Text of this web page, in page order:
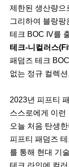
제한된 생산량으
그리하여 블랑팡
테크 BOC IV를
테크-니컬러스
패덤즈 테크
없는 정규 컬렉
2023년 피프티
스스로에게 이런
오늘 처음 탄생
피프티 패덤즈
를 통해 현대 기